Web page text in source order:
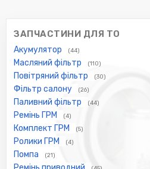
ЗАПЧАСТИНИ ДЛЯ ТО
Акумулятор (44)
Масляний фільтр (110)
Повітряний фільтр (30)
Фільтр салону (26)
Паливний фільтр (44)
Ремінь ГРМ (4)
Комплект ГРМ (5)
Ролики ГРМ (4)
Помпа (21)